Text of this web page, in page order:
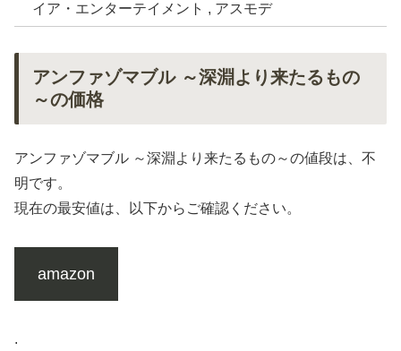
イア・エンターテイメント , アスモデ
アンファゾマブル ～深淵より来たるもの
～の価格
アンファゾマブル ～深淵より来たるもの～の値段は、不
明です。
現在の最安値は、以下からご確認ください。
amazon
.